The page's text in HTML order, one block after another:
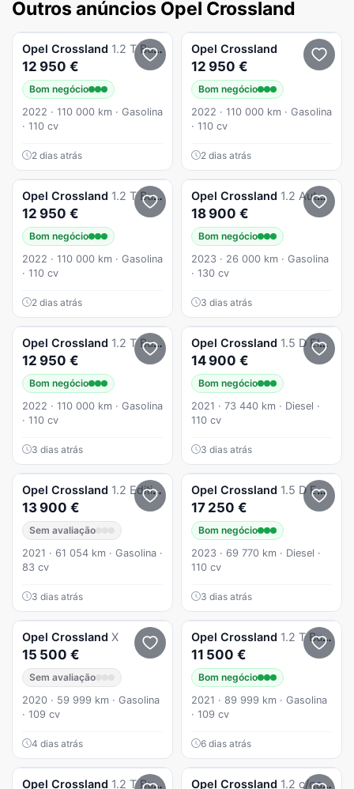
Outros anúncios Opel Crossland
Opel Crossland 1.2 T Business
12 950 €
Bom negócio
2022 · 110 000 km · Gasolina
· 110 cv
2 dias atrás
Opel Crossland
12 950 €
Bom negócio
2022 · 110 000 km · Gasolina
· 110 cv
2 dias atrás
Opel Crossland 1.2 T Business
12 950 €
Bom negócio
2022 · 110 000 km · Gasolina
· 110 cv
2 dias atrás
Opel Crossland 1.2 Auto Business Elegance
18 900 €
Bom negócio
2023 · 26 000 km · Gasolina
· 130 cv
3 dias atrás
Opel Crossland 1.2 T Business
12 950 €
Bom negócio
2022 · 110 000 km · Gasolina
· 110 cv
3 dias atrás
Opel Crossland 1.5 D Elegance
14 900 €
Bom negócio
2021 · 73 440 km · Diesel ·
110 cv
3 dias atrás
Opel Crossland 1.2 Edition
13 900 €
Sem avaliação
2021 · 61 054 km · Gasolina ·
83 cv
3 dias atrás
Opel Crossland 1.5 D Edition
17 250 €
Bom negócio
2023 · 69 770 km · Diesel ·
110 cv
3 dias atrás
Opel Crossland X
15 500 €
Sem avaliação
2020 · 59 999 km · Gasolina
· 109 cv
4 dias atrás
Opel Crossland 1.2 T Business Edition
11 500 €
Bom negócio
2021 · 89 999 km · Gasolina
· 109 cv
6 dias atrás
Opel Crossland 1.2 T Business Opel Crossland 1.2 c/garantia